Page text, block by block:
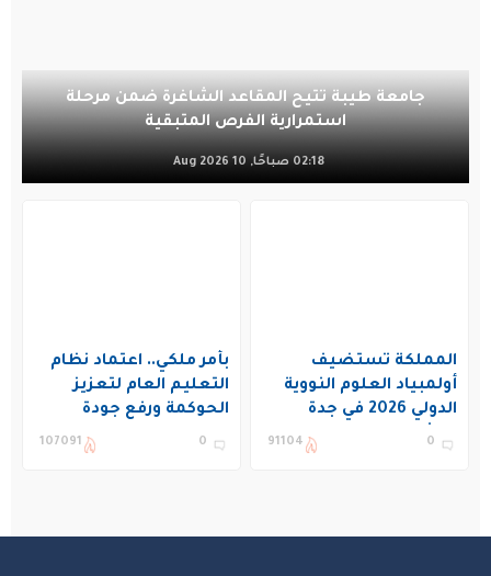
جامعة طيبة تتيح المقاعد الشاغرة ضمن مرحلة
استمرارية الفرص المتبقية
02:18 صباحًا, 10 Aug 2026
المملكة تستضيف
أولمبياد العلوم النووية
الدولي 2026 في جدة
بمشاركة 19 دولة
0
91104
بأمر ملكي.. اعتماد نظام
التعليم العام لتعزيز
الحوكمة ورفع جودة
التعليم في المملكة
0
107091